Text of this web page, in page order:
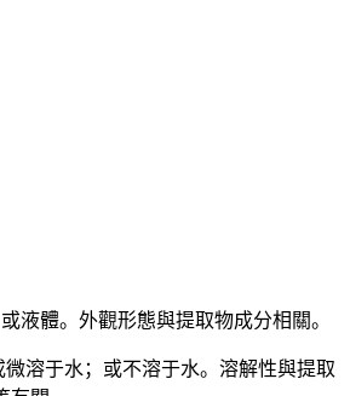
或液體。外觀形態與提取物成分相關。
溶于水；或不溶于水。溶解性與提取